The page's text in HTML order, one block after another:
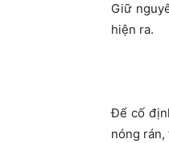
Giữ
hiện ra.
Để cố
nóng